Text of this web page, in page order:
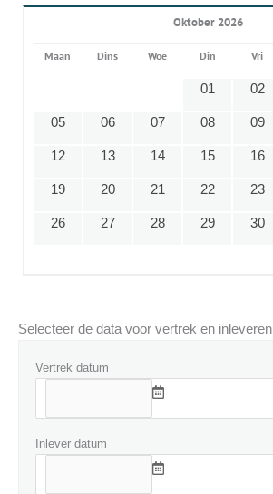
Oktober 2026
Maan Dins Woe Din Vri
01 02
05 06 07 08 09
12 13 14 15 16
19 20 21 22 23
26 27 28 29 30
Selecteer de data voor vertrek en inleveren
Vertrek datum
Inlever datum